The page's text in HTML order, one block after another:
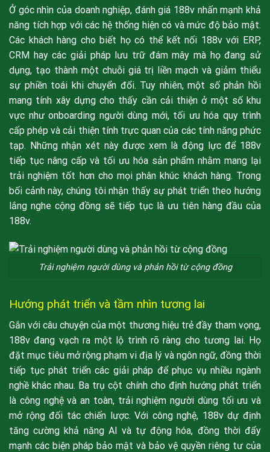
Ở góc nhìn của doanh nghiệp, đánh giá 188v nhấn mạnh khả
năng tích hợp với các hệ thống hiện có và mức độ bảo mật.
Các khách hàng cho biết họ có thể kết nối 188v với ERP,
CRM hay các giải pháp lưu trữ đám mây mà họ đang sử
dụng, tạo thành một chuỗi giá trị liền mạch và giảm thiểu
sự phiền toái khi chuyển đổi. Tuy nhiên, một số phản hồi
mang tính xây dựng cho thấy cần cải thiện ở một số khu
vực như onboarding người dùng mới, tối ưu hóa quy trình
cấp phép và cải thiện tính trực quan của các tính năng phức
tạp. Những nhận xét này được xem là động lực để 188v
tiếp tục nâng cấp và tối ưu hóa sản phẩm nhằm mang lại
trải nghiệm tốt hơn cho mọi phân khúc khách hàng. Trong
bối cảnh này, chúng tôi nhận thấy sự phát triển theo hướng
lắng nghe cộng đồng sẽ tiếp tục là ưu tiên hàng đầu của
188v.
Trải nghiệm người dùng và phản hồi từ cộng đồng
Hướng phát triển và tầm nhìn tương lai
Gắn với câu chuyện của một thương hiệu trẻ đầy tham vọng,
188v đang vạch ra một lộ trình rõ ràng cho tương lai. Họ
đặt mục tiêu mở rộng phạm vi địa lý và ngôn ngữ, đồng thời
tiếp tục phát triển các giải pháp để phục vụ nhiều ngành
nghề khác nhau. Ba trụ cột chính cho định hướng phát triển
là công nghệ và an toàn, trải nghiệm người dùng tối ưu và
mở rộng đối tác chiến lược. Với công nghệ, 188v dự định
tăng cường khả năng AI và tự động hóa, đồng thời đẩy
mạnh các biện pháp bảo mật và bảo vệ quyền riêng tư của
×
188V